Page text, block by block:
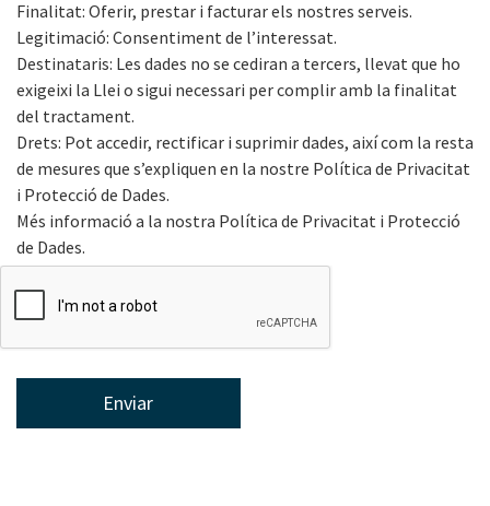
Finalitat: Oferir, prestar i facturar els nostres serveis.
Legitimació: Consentiment de l’interessat.
Destinataris: Les dades no se cediran a tercers, llevat que ho
exigeixi la Llei o sigui necessari per complir amb la finalitat
del tractament.
Drets: Pot accedir, rectificar i suprimir dades, així com la resta
de mesures que s’expliquen en la nostre Política de Privacitat
i Protecció de Dades.
Més informació a la nostra Política de Privacitat i Protecció
de Dades.
Enviar